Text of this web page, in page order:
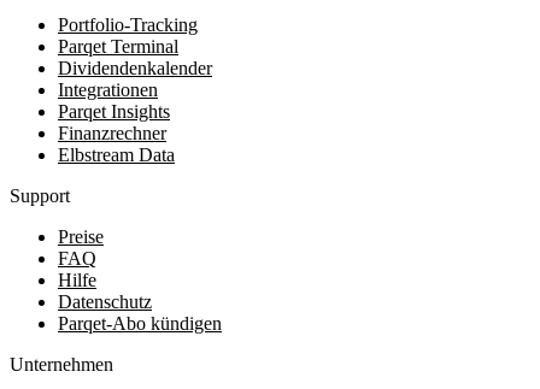
Portfolio-Tracking
Parqet Terminal
Dividendenkalender
Integrationen
Parqet Insights
Finanzrechner
Elbstream Data
Support
Preise
FAQ
Hilfe
Datenschutz
Parqet-Abo kündigen
Unternehmen